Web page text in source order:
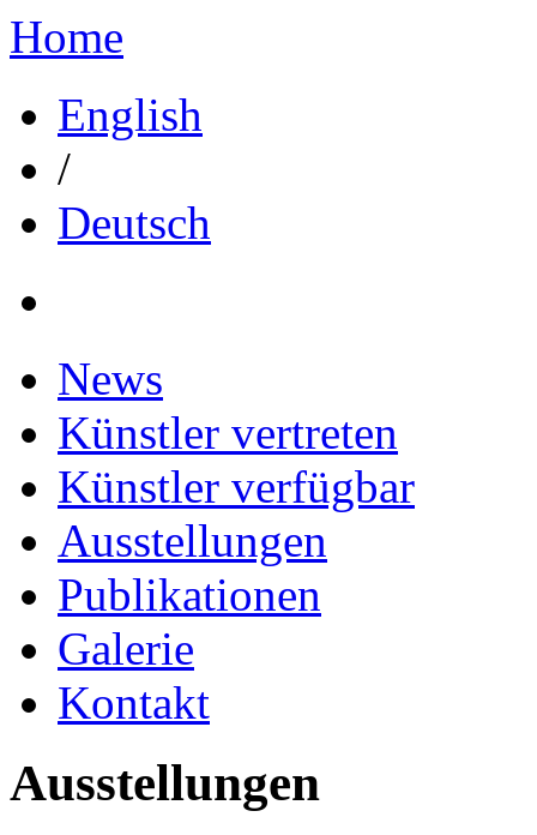
Home
English
/
Deutsch
News
Künstler vertreten
Künstler verfügbar
Ausstellungen
Publikationen
Galerie
Kontakt
Ausstellungen